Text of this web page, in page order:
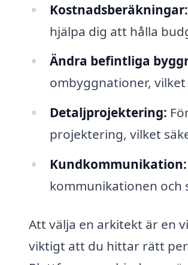
Kostnadsberäkningar:
hjälpa dig att hålla
Ändra befintliga
ombyggnationer,
Detaljprojektering:
projektering, vilket
Kundkommunikation:
kommunikationen och
Att välja en arkitekt är en
viktigt att du hittar rätt